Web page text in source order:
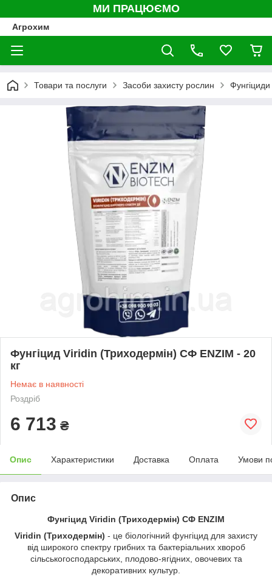
МИ ПРАЦЮЄМО
Агрохим
Товари та послуги Засоби захисту рослин Фунгіциди
Фунгіцид Viridin (Триходермін) СФ ENZIM - 20
кг
Немає в наявності
Роздріб
6 713 ₴
Опис Характеристики Доставка Оплата Умови
Опис
Фунгіцид Viridin (Триходермін) СФ ENZIM
Viridin (Триходермін) - це біологічний фунгіцид для захисту
від широкого спектру грибних та бактеріальних хвороб
сільськогосподарських, плодово-ягідних, овочевих та
декоративних культур.